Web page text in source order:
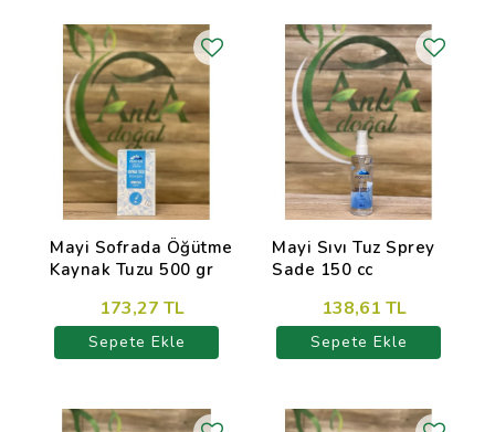
Mayi Sofrada Öğütme
Kaynak Tuzu 500 gr
173,27 TL
Sepete Ekle
Mayi Sıvı Tuz Sprey
Sade 150 cc
138,61 TL
Sepete Ekle